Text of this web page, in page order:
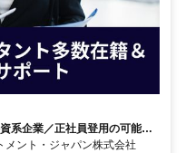
系企業／正社員登用の可能性
理財務
メント・ジャパン株式会社